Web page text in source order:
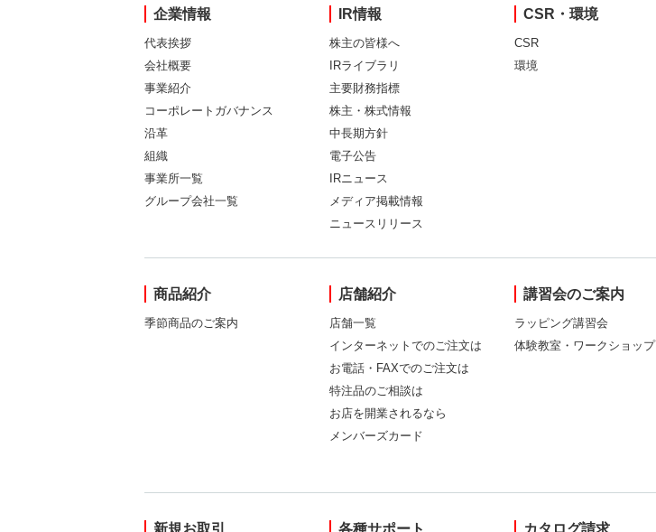
企業情報
代表挨拶
会社概要
事業紹介
コーポレートガバナンス
沿革
組織
事業所一覧
グループ会社一覧
IR情報
株主の皆様へ
IRライブラリ
主要財務指標
株主・株式情報
中長期方針
電子公告
IRニュース
メディア掲載情報
ニュースリリース
CSR・環境
CSR
環境
商品紹介
季節商品のご案内
店舗紹介
店舗一覧
インターネットでのご注文は
お電話・FAXでのご注文は
特注品のご相談は
お店を開業されるなら
メンバーズカード
講習会のご案内
ラッピング講習会
体験教室・ワークショップ
新規お取引 各種サポート カタログ請求